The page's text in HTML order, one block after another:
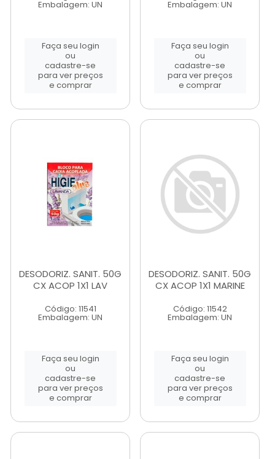
Embalagem: UN
Faça seu login
ou
cadastre-se
para ver preços
e comprar
Embalagem: UN
Faça seu login
ou
cadastre-se
para ver preços
e comprar
DESODORIZ. SANIT. 50G
CX ACOP 1X1 LAV
Código: 11541
Embalagem: UN
Faça seu login
ou
cadastre-se
para ver preços
e comprar
DESODORIZ. SANIT. 50G
CX ACOP 1X1 MARINE
Código: 11542
Embalagem: UN
Faça seu login
ou
cadastre-se
para ver preços
e comprar